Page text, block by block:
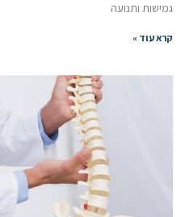
גמישות ותנועה
קרא עוד »